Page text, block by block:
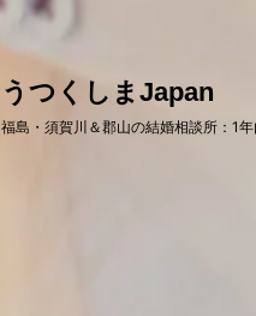
うつくしまJapan
福島・須賀川＆郡山の結婚相談所：1